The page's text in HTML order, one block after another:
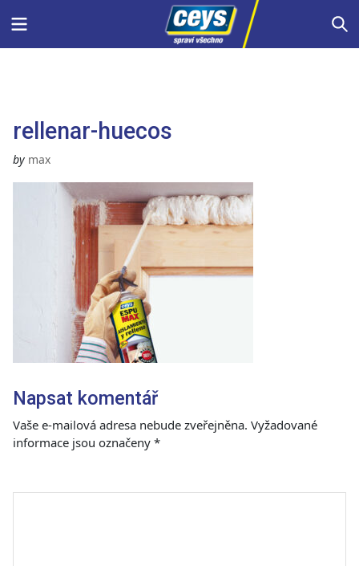
Menu
rellenar-huecos
by max
Napsat komentář
Vaše e-mailová adresa nebude zveřejněna. Vyžadované
informace jsou označeny *